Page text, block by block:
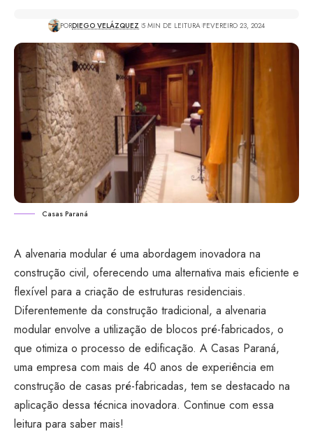
PORDIEGO VELÁZQUEZ 5 MIN DE LEITURA FEVEREIRO 23, 2024
Casas Paraná
A alvenaria modular é uma abordagem inovadora na
construção civil, oferecendo uma alternativa mais eficiente e
flexível para a criação de estruturas residenciais.
Diferentemente da construção tradicional, a alvenaria
modular envolve a utilização de blocos pré-fabricados, o
que otimiza o processo de edificação. A Casas Paraná,
uma empresa com mais de 40 anos de experiência em
construção de casas pré-fabricadas, tem se destacado na
aplicação dessa técnica inovadora. Continue com essa
leitura para saber mais!